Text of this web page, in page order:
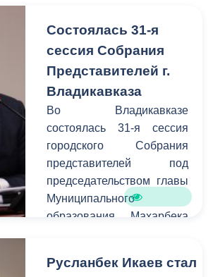
Состоялась 31-я
сессия Собрания
Представителей г.
Владикавказа
Во Владикавказе
состоялась 31-я сессия
городского Собрания
представителей под
председательством главы
Муниципального
образования Махарбека
глава АМС г.
Русланбек Икаев стал